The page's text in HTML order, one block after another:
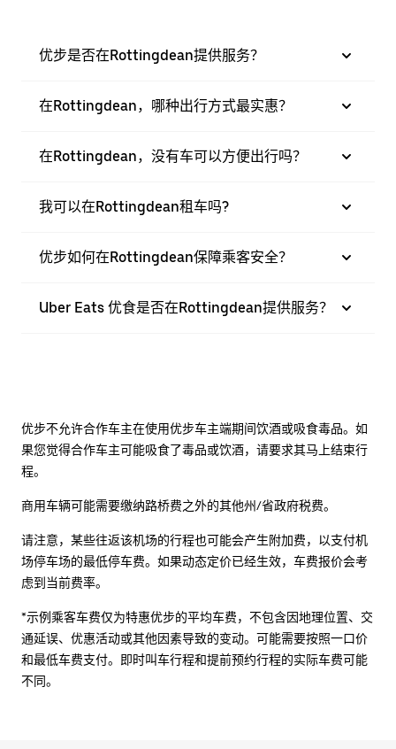
优步是否在Rottingdean提供服务？
在Rottingdean，哪种出行方式最实惠？
在Rottingdean，没有车可以方便出行吗？
我可以在Rottingdean租车吗?
优步如何在Rottingdean保障乘客安全？
Uber Eats 优食是否在Rottingdean提供服务？
优步不允许合作车主在使用优步车主端期间饮酒或吸食毒品。如
果您觉得合作车主可能吸食了毒品或饮酒，请要求其马上结束行
程。
商用车辆可能需要缴纳路桥费之外的其他州/省政府税费。
请注意，某些往返该机场的行程也可能会产生附加费，以支付机
场停车场的最低停车费。如果动态定价已经生效，车费报价会考
虑到当前费率。
*示例乘客车费仅为特惠优步的平均车费，不包含因地理位置、交
通延误、优惠活动或其他因素导致的变动。可能需要按照一口价
和最低车费支付。即时叫车行程和提前预约行程的实际车费可能
不同。